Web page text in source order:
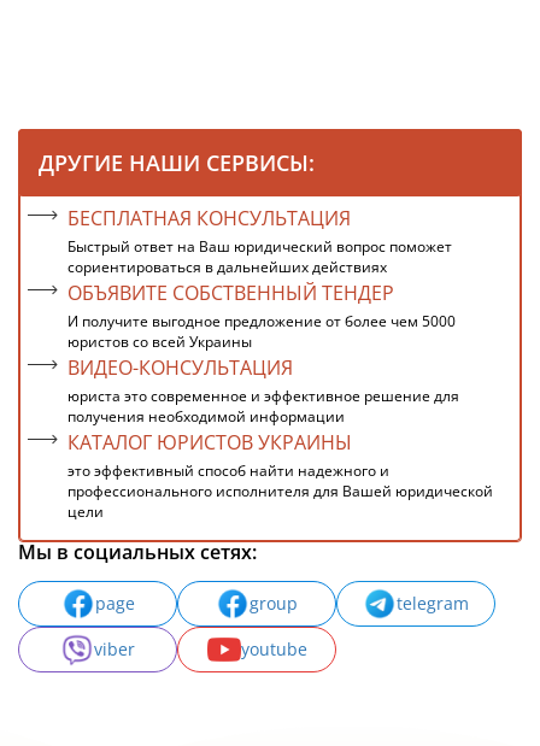
ДРУГИЕ НАШИ СЕРВИСЫ:
БЕСПЛАТНАЯ КОНСУЛЬТАЦИЯ
Быстрый ответ на Ваш юридический вопрос поможет
сориентироваться в дальнейших действиях
ОБЪЯВИТЕ СОБСТВЕННЫЙ ТЕНДЕР
И получите выгодное предложение от более чем 5000
юристов со всей Украины
ВИДЕО-КОНСУЛЬТАЦИЯ
юриста это современное и эффективное решение для
получения необходимой информации
КАТАЛОГ ЮРИСТОВ УКРАИНЫ
это эффективный способ найти надежного и
профессионального исполнителя для Вашей юридической
цели
Мы в социальных сетях:
page group
telegram
viber
youtube